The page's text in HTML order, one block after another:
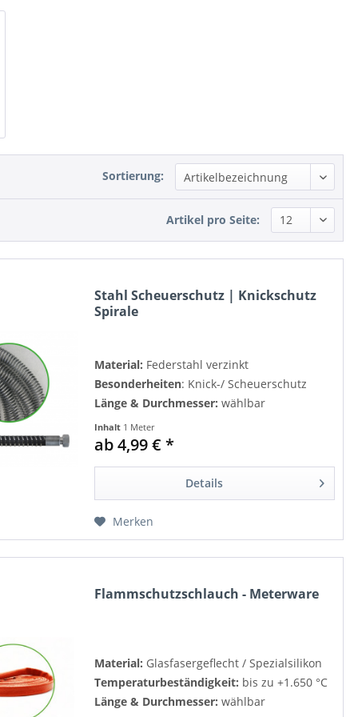
Sortierung:
Artikel pro Seite:
Stahl Scheuerschutz | Knickschutz
Spirale
Material: Federstahl verzinkt
Besonderheiten: Knick-/ Scheuerschutz
Länge & Durchmesser: wählbar
Inhalt 1 Meter
ab 4,99 € *
Details
Merken
Flammschutzschlauch - Meterware
Material: Glasfasergeflecht / Spezialsilikon
Temperaturbeständigkeit: bis zu +1.650 °C
Länge & Durchmesser: wählbar